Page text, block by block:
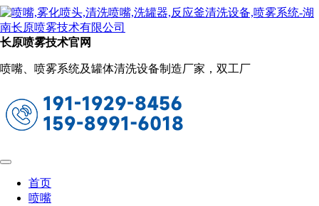
长原喷雾技术官网
喷嘴、喷雾系统及罐体清洗设备制造厂家，双工厂
首页
喷嘴
瓶罐清洗喷嘴
当前位置：首页 喷嘴 瓶罐清洗喷嘴
26988夹扣喷嘴
设计特点
1、可调球形喷嘴有两种连接方式：夹扣型(26988、
2、夹扣型喷嘴通过弹簧固定在集管上；螺纹型喷嘴则
采用螺纹连接方式